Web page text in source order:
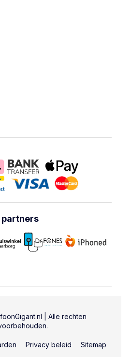
partners
| Alle rechten
Privacy beleid Sitemap